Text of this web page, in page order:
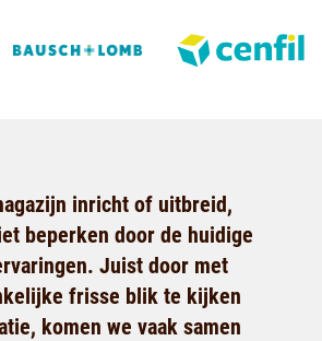
inricht of uitbreid,
beperken door de huidige
Juist door met
frisse blik te kijken
komen we vaak samen